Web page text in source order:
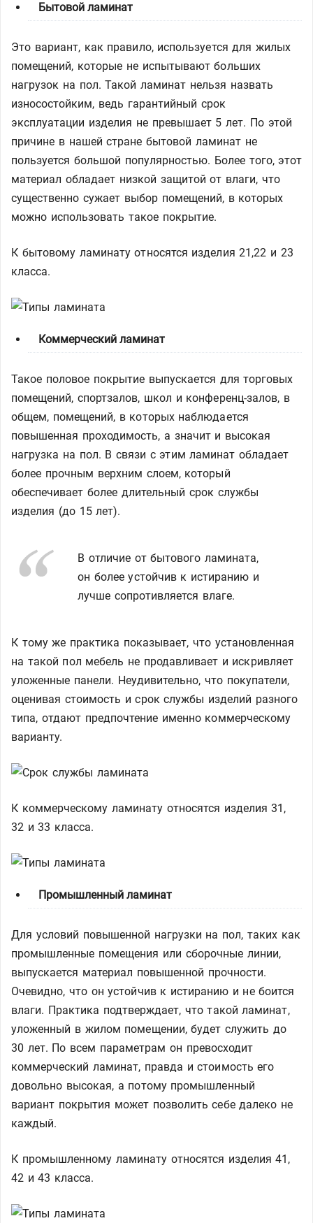
Бытовой ламинат
Это вариант, как правило, используется для жилых
помещений, которые не испытывают больших
нагрузок на пол. Такой ламинат нельзя назвать
износостойким, ведь гарантийный срок
эксплуатации изделия не превышает 5 лет. По этой
причине в нашей стране бытовой ламинат не
пользуется большой популярностью. Более того, этот
материал обладает низкой защитой от влаги, что
существенно сужает выбор помещений, в которых
можно использовать такое покрытие.
К бытовому ламинату относятся изделия 21,22 и 23
класса.
Коммерческий ламинат
Такое половое покрытие выпускается для торговых
помещений, спортзалов, школ и конференц-залов, в
общем, помещений, в которых наблюдается
повышенная проходимость, а значит и высокая
нагрузка на пол. В связи с этим ламинат обладает
более прочным верхним слоем, который
обеспечивает более длительный срок службы
изделия (до 15 лет).
В отличие от бытового ламината,
он более устойчив к истиранию и
лучше сопротивляется влаге.
К тому же практика показывает, что установленная
на такой пол мебель не продавливает и искривляет
уложенные панели. Неудивительно, что покупатели,
оценивая стоимость и срок службы изделий разного
типа, отдают предпочтение именно коммерческому
варианту.
К коммерческому ламинату относятся изделия 31,
32 и 33 класса.
Промышленный ламинат
Для условий повышенной нагрузки на пол, таких как
промышленные помещения или сборочные линии,
выпускается материал повышенной прочности.
Очевидно, что он устойчив к истиранию и не боится
влаги. Практика подтверждает, что такой ламинат,
уложенный в жилом помещении, будет служить до
30 лет. По всем параметрам он превосходит
коммерческий ламинат, правда и стоимость его
довольно высокая, а потому промышленный
вариант покрытия может позволить себе далеко не
каждый.
К промышленному ламинату относятся изделия 41,
42 и 43 класса.